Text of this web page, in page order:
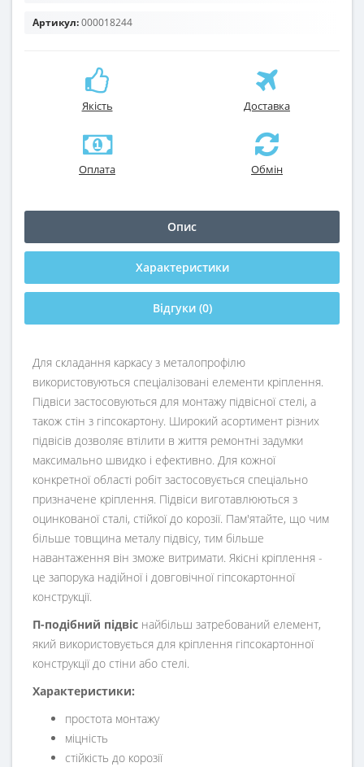
Артикул:000018244
Якість Доставка
Оплата Обмін
Опис
Характеристики
Відгуки (0)
Для складання каркасу з металопрофілю
використовуються спеціалізовані елементи кріплення.
Підвіси застосовуються для монтажу підвісної стелі, а
також стін з гіпсокартону. Широкий асортимент різних
підвісів дозволяє втілити в життя ремонтні задумки
максимально швидко і ефективно. Для кожної
конкретної області робіт застосовується спеціально
призначене кріплення. Підвіси виготавлюються з
оцинкованої сталі, стійкої до корозії. Пам'ятайте, що чим
більше товщина металу підвісу, тим більше
навантаження він зможе витримати. Якісні кріплення -
це запорука надійної і довговічної гіпсокартонної
конструкції.
П-подібний підвіс найбільш затребований елемент,
який використовується для кріплення гіпсокартонної
конструкції до стіни або стелі.
Характеристики:
простота монтажу
міцність
стійкість до корозії